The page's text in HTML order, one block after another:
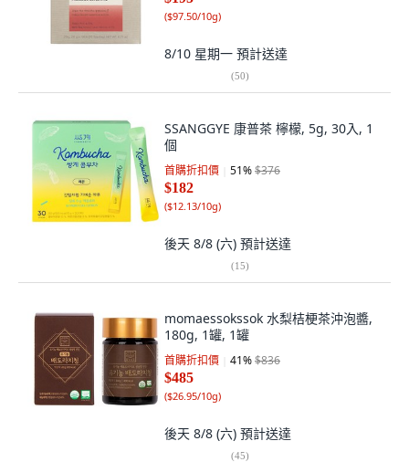
($97.50/10g)
8/10 星期一 預計送達
(50)
SSANGGYE 康普茶 檸檬, 5g, 30入, 1
個
首購折扣價 51%$376
$182
($12.13/10g)
後天 8/8 (六) 預計送達
(15)
momaessokssok 水梨桔梗茶沖泡醬,
180g, 1罐, 1罐
首購折扣價 41%$836
$485
($26.95/10g)
後天 8/8 (六) 預計送達
(45)